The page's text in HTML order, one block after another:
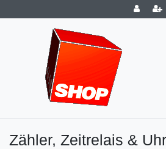
Zähler, Zeitrelais &